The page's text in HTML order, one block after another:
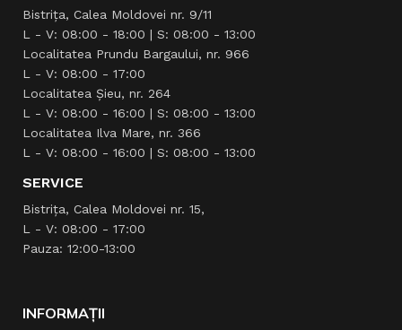
Bistrița, Calea Moldovei nr. 9/11
L - V: 08:00 - 18:00 | S: 08:00 - 13:00
Localitatea Prundu Bargaului, nr. 966
L - V: 08:00 - 17:00
Localitatea Şieu, nr. 264
L - V: 08:00 - 16:00 | S: 08:00 - 13:00
Localitatea Ilva Mare, nr. 366
L - V: 08:00 - 16:00 | S: 08:00 - 13:00
SERVICE
Bistrița, Calea Moldovei nr. 15,
L - V: 08:00 - 17:00
Pauza: 12:00-13:00
INFORMAȚII